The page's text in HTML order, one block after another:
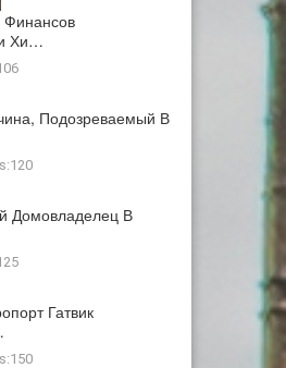
Хи…
Подозреваемый В
Домовладелец В
Гатвик